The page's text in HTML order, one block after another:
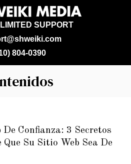
SUPPORT
804-0390
Confianza: 3 Secretos
Su Sitio Web Sea De